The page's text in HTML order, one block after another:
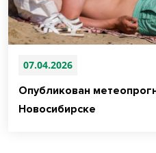
07.04.2026
Опубликован
Новосибирске